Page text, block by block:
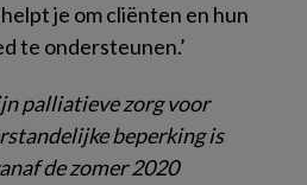
je om cliënten en hun
te ondersteunen.’
palliatieve zorg voor
beperking is
de zomer 2020